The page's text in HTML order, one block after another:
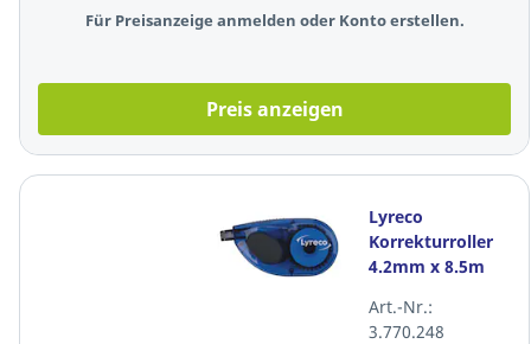
Für Preisanzeige anmelden oder Konto erstellen.
Preis anzeigen
Lyreco
Korrekturroller
4.2mm x 8.5m
Gedrucktes weiß
Art.-Nr.:
3.770.248